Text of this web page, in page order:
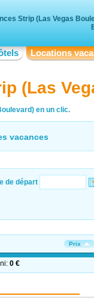
Strip (Las Vegas
Locations
(Las
en un clic.
vacances
de départ
Prix
0 €